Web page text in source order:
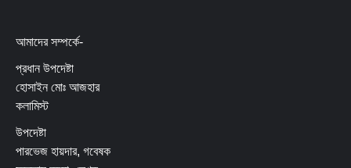
আমাদের সম্পর্কে-
প্রধান উপদেষ্টা
হোসাইন মোঃ আজহার
কলামিস্ট
উপদেষ্টা
পারভেজ হায়দার, গবেষক